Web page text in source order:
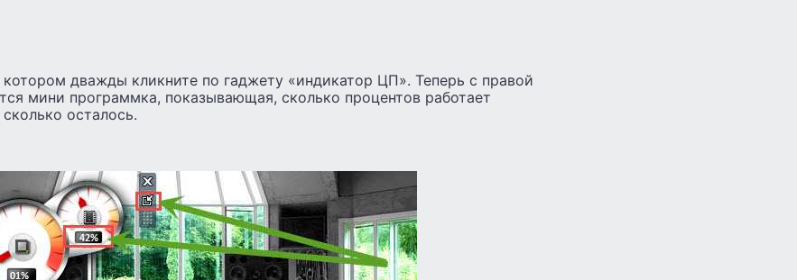
дважды кликните по гаджету «индикатор ЦП». Теперь с правой
мини программка, показывающая, сколько процентов работает
осталось.